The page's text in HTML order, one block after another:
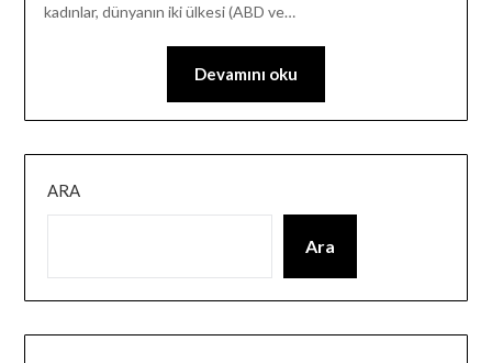
kadınlar, dünyanın iki ülkesi (ABD ve…
Devamını oku
ARA
Ara